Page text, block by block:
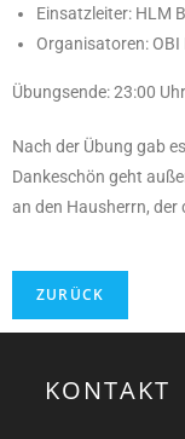
Einsatzleiter: HLM
Organisatoren:
Übungsende: 23:00 Uhr
Nach der Übung gab
Dankeschön geht
an den Hausherrn,
KONTAKT